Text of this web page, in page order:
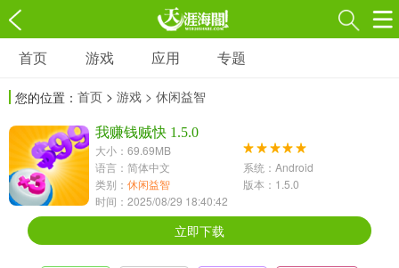
游戏
3697款应用
1597款应用
休闲益智
13387款应用
2196款应用
首页 游戏 应用 专题
您的位置： 首页 > 游戏 > 休闲益智
我赚钱贼快 1.5.0
大小：69.69MB
语言：简体中文
系统：Android
类别： 休闲益智
版本：1.5.0
时间：2025/08/29 18:40:42
立即下载